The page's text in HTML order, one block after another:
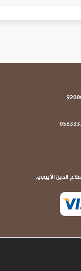
الدين الأيوبي.